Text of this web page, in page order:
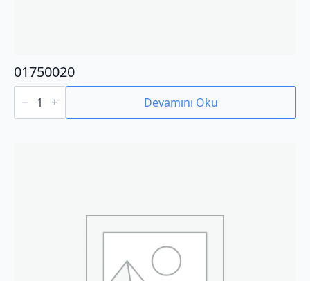
01750020
01750020
adet Devamını Oku